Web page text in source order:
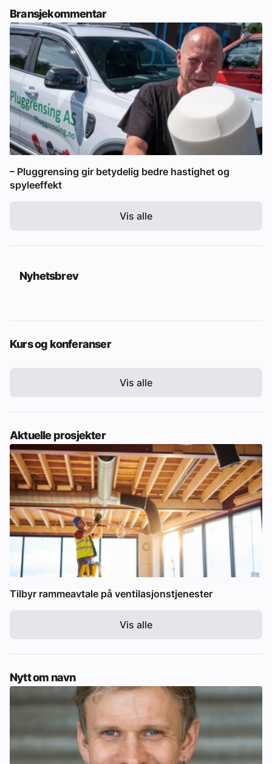
Bransjekommentar
– Pluggrensing gir betydelig bedre hastighet og
spyleeffekt
Vis alle
Nyhetsbrev
Kurs og konferanser
Vis alle
Aktuelle prosjekter
Tilbyr rammeavtale på ventilasjonstjenester
Vis alle
Nytt om navn